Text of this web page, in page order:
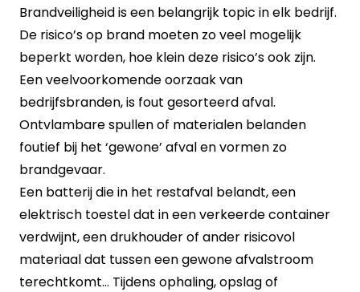
Brandveiligheid is een belangrijk topic in elk bedrijf.
De risico’s op brand moeten zo veel mogelijk
beperkt worden, hoe klein deze risico’s ook zijn.
Een veelvoorkomende oorzaak van
bedrijfsbranden, is fout gesorteerd afval.
Ontvlambare spullen of materialen belanden
foutief bij het ‘gewone’ afval en vormen zo
brandgevaar.
Een batterij die in het restafval belandt, een
elektrisch toestel dat in een verkeerde container
verdwijnt, een drukhouder of ander risicovol
materiaal dat tussen een gewone afvalstroom
terechtkomt... Tijdens ophaling, opslag of